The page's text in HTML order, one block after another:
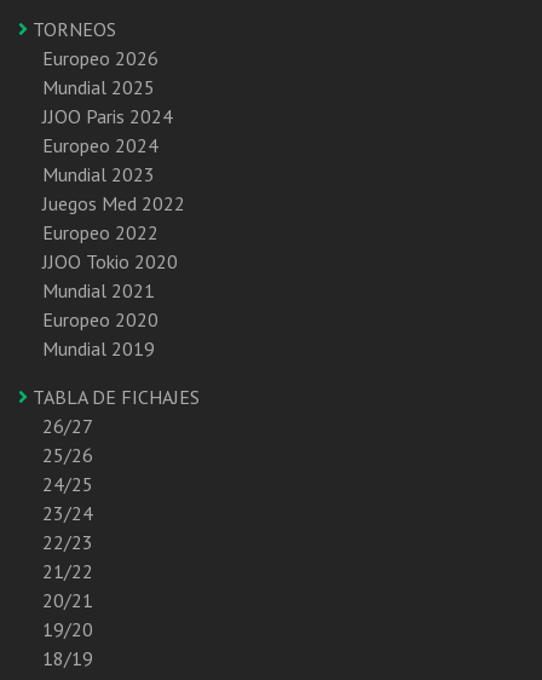
TORNEOS
Europeo 2026
Mundial 2025
JJOO Paris 2024
Europeo 2024
Mundial 2023
Juegos Med 2022
Europeo 2022
JJOO Tokio 2020
Mundial 2021
Europeo 2020
Mundial 2019
TABLA DE FICHAJES
26/27
25/26
24/25
23/24
22/23
21/22
20/21
19/20
18/19